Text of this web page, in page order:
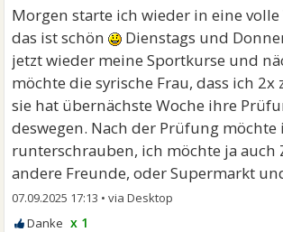
Morgen starte ich wieder in eine volle
das ist schön
Dienstags und
jetzt wieder meine Sportkurse und
möchte die syrische Frau, dass ich 2x
sie hat übernächste Woche ihre
deswegen. Nach der Prüfung möchte
runterschrauben, ich möchte ja auch
andere Freunde, oder Supermarkt
07.09.2025 17:13 •
x 1